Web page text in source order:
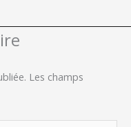
Les champs